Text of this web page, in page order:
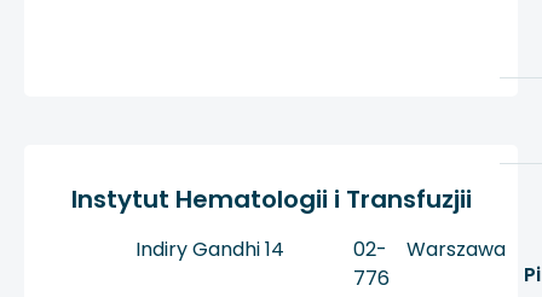
Instytut Hematologii i Transfuzjii
Indiry Gandhi 14
02-
776
Warszawa